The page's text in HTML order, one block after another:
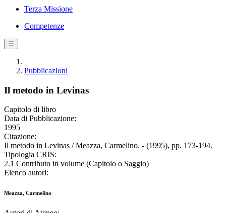
Terza Missione
Competenze
☰
Pubblicazioni
Il metodo in Levinas
Capitolo di libro
Data di Pubblicazione:
1995
Citazione:
Il metodo in Levinas / Meazza, Carmelino. - (1995), pp. 173-194.
Tipologia CRIS:
2.1 Contributo in volume (Capitolo o Saggio)
Elenco autori:
Meazza, Carmelino